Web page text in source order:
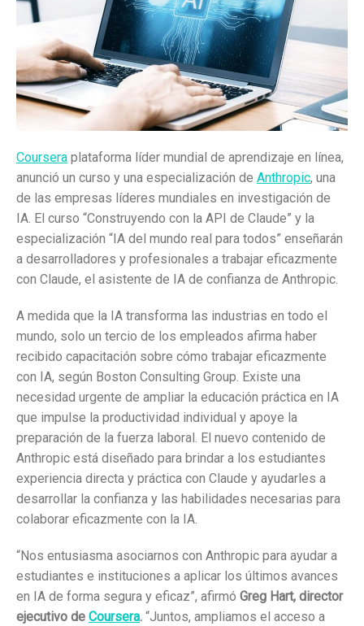
Coursera plataforma líder mundial de aprendizaje en línea,
anunció un curso y una especialización de Anthropic, una
de las empresas líderes mundiales en investigación de
IA. El curso “Construyendo con la API de Claude” y la
especialización “IA del mundo real para todos” enseñarán
a desarrolladores y profesionales a trabajar eficazmente
con Claude, el asistente de IA de confianza de Anthropic.
A medida que la IA transforma las industrias en todo el
mundo, solo un tercio de los empleados afirma haber
recibido capacitación sobre cómo trabajar eficazmente
con IA, según Boston Consulting Group. Existe una
necesidad urgente de ampliar la educación práctica en IA
que impulse la productividad individual y apoye la
preparación de la fuerza laboral. El nuevo contenido de
Anthropic está diseñado para brindar a los estudiantes
experiencia directa y práctica con Claude y ayudarles a
desarrollar la confianza y las habilidades necesarias para
colaborar eficazmente con la IA.
“Nos entusiasma asociarnos con Anthropic para ayudar a
estudiantes e instituciones a aplicar los últimos avances
en IA de forma segura y eficaz”, afirmó Greg Hart, director
ejecutivo de Coursera. “Juntos, ampliamos el acceso a